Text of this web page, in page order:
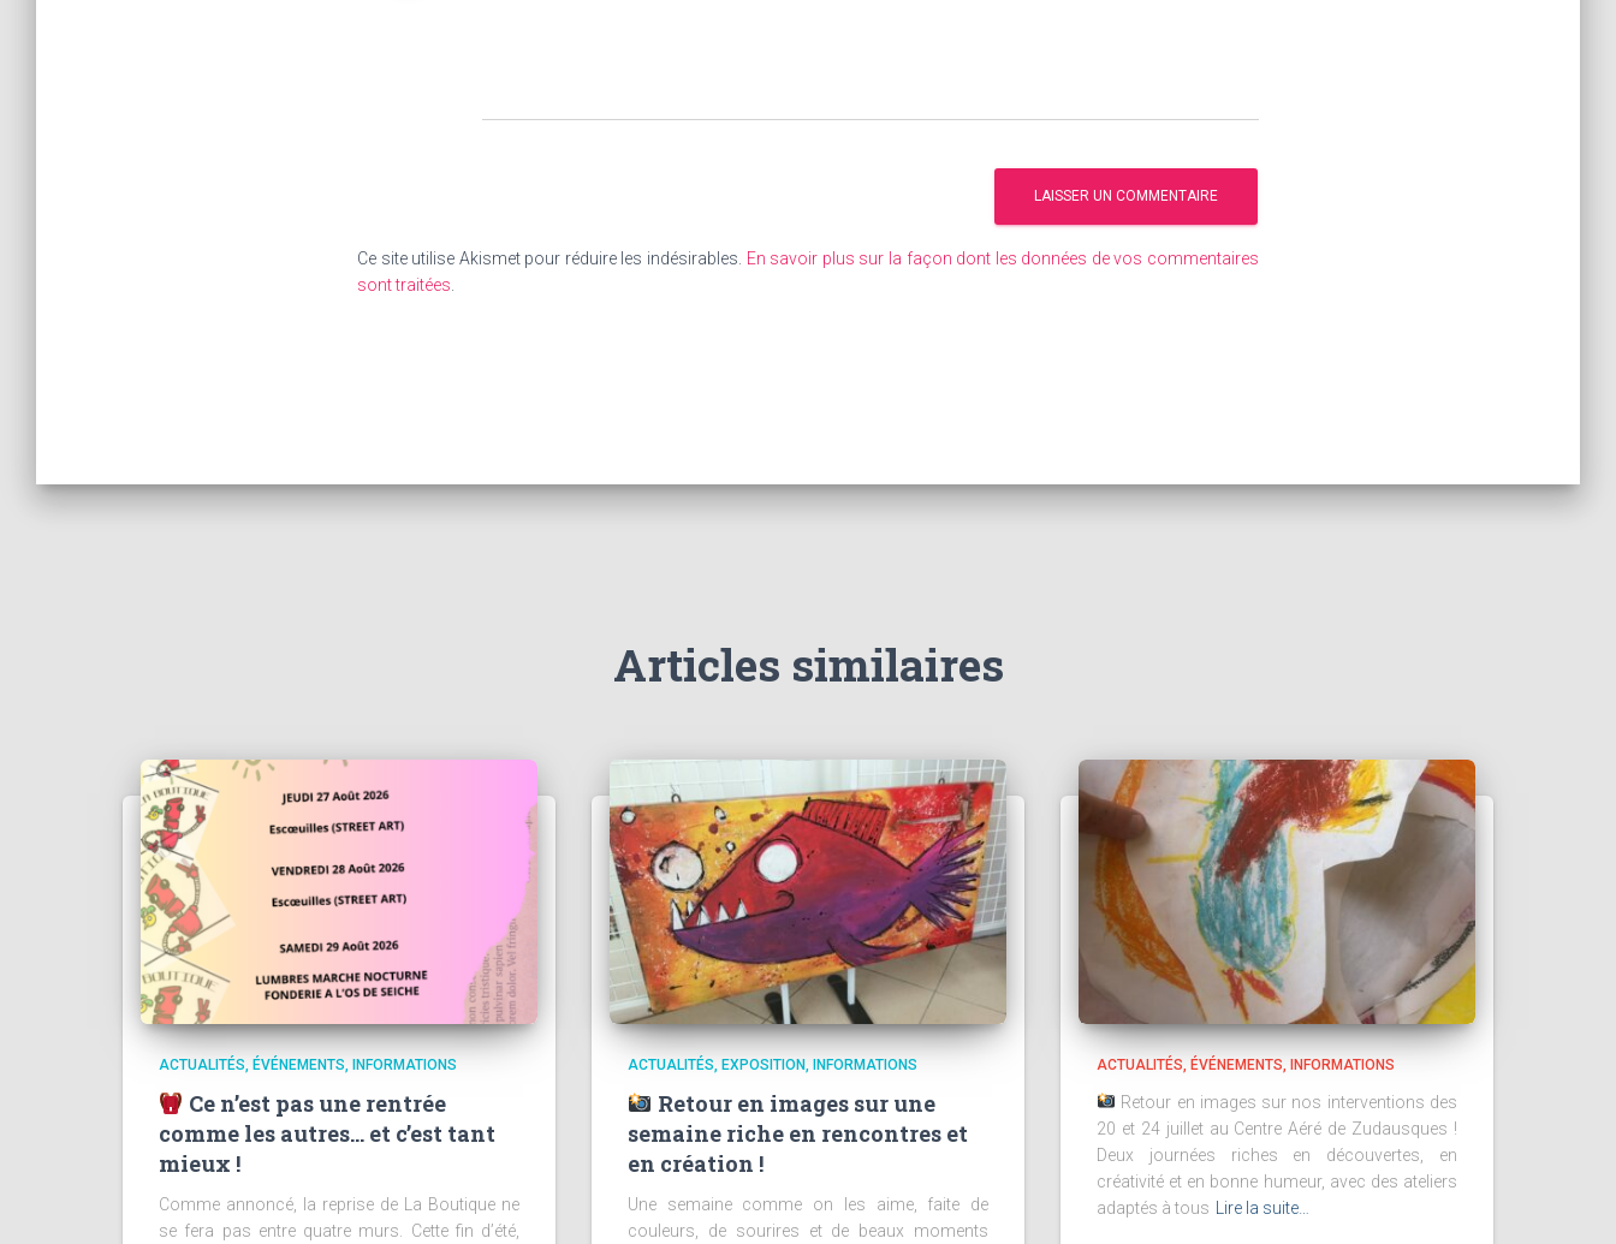
Ce site utilise Akismet pour réduire les indésirables. En savoir plus sur la façon dont les données de vos commentaires
sont traitées
Articles similaires
ACTUALITÉS ÉVÉNEMENTS INFORMATIONS
Ce n’est pas une rentrée
comme les autres… et c’est tant
mieux !
Comme annoncé, la reprise de La Boutique ne
se fera pas entre quatre murs. Cette fin d’été,
ACTUALITÉS EXPOSITION INFORMATIONS
Retour en images sur une
semaine riche en rencontres et
en création !
Une semaine comme on les aime, faite de
couleurs, de sourires et de beaux moments
ACTUALITÉS ÉVÉNEMENTS INFORMATIONS
Retour en images sur nos interventions des
20 et 24 juillet au Centre Aéré de Zudausques !
Deux journées riches en découvertes, en
créativité et en bonne humeur, avec des ateliers
adaptés à tous
Lire la suite…